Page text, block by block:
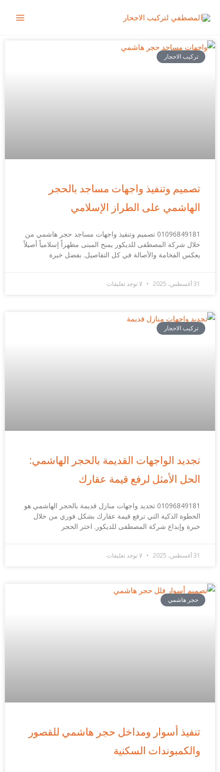
إلى
تركيب الاحجار
تصميم وتنفيذ واجهات مساجد بالحجر
الهاشمي على الطراز الإسلامي
01096849181 تصميم وتنفيذ واجهات مساجد حجر هاشمي من
خلال شركة المصطفى للديكور يمنح المبنى مظهراً إسلامياً أصيلاً
يعكس الفخامة والأصالة في كل التفاصيل. بفضل خبرة
31 أغسطس، 2025 لا توجد تعليقات
تركيب الاحجار
تجديد الواجهات القديمة بالحجر الهاشمي:
الحل الأمثل لرفع قيمة عقارك
01096849181 تجديد واجهات منازل قديمة بالحجر الهاشمي هو
الخطوة الذكية التي ترفع قيمة عقارك بشكل فوري من خلال
خبرة وإبداع شركة المصطفى للديكور. اختر الحجر
31 أغسطس، 2025 لا توجد تعليقات
حجر هاشمي
تنفيذ أسوار ومداخل حجر هاشمي للقصور
والكمبوندات السكنية